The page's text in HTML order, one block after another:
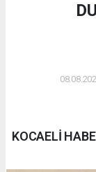
KOCAELİ